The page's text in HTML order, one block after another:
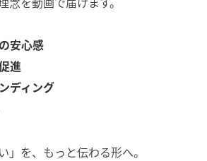
安心感
進
ディング
」を、もっと伝わる形へ。